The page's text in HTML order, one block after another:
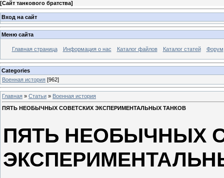
[Сайт танкового братства]
Вход на сайт
Меню сайта
Главная страница Информация о нас Каталог файлов Каталог статей Форум
Categories
Военная история [962]
Главная » Статьи » Военная история
ПЯТЬ НЕОБЫЧНЫХ СОВЕТСКИХ ЭКСПЕРИМЕНТАЛЬНЫХ ТАНКОВ
ПЯТЬ НЕОБЫЧНЫХ